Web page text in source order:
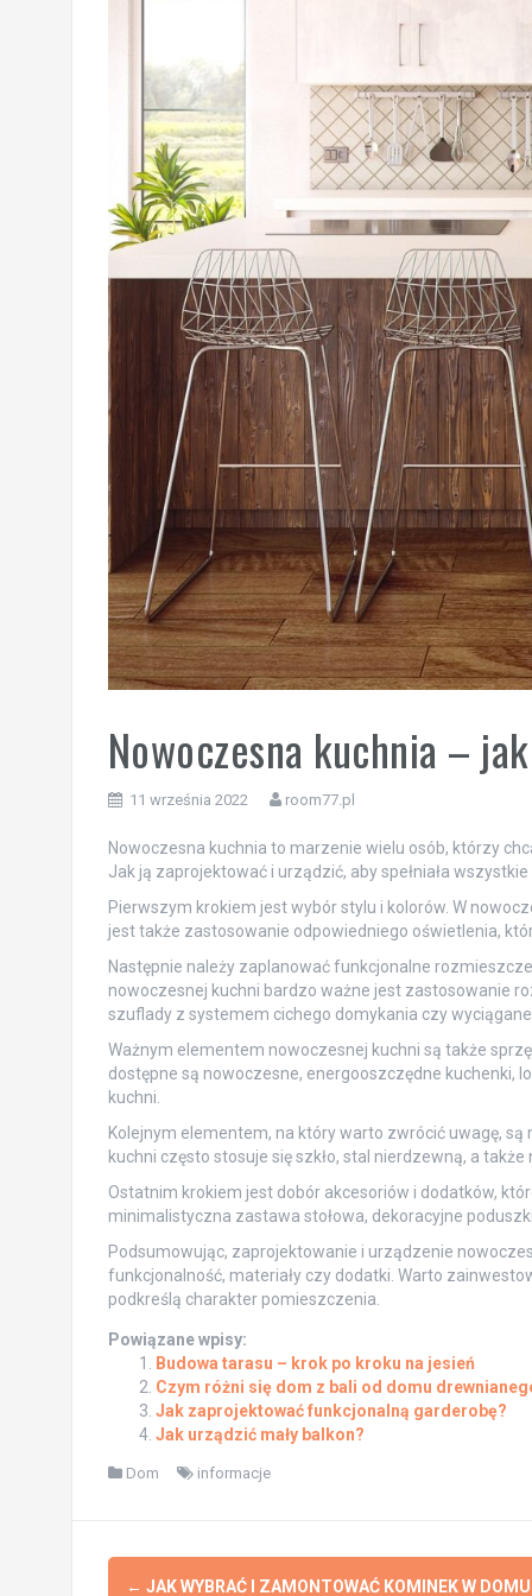
Nowoczesna kuchnia –
11 września 2022 room77.pl
Nowoczesna kuchnia to marzenie wielu osób, którzy
Jak ją zaprojektować i urządzić, aby spełniała
Pierwszym krokiem jest wybór stylu i kolorów. W
jest także zastosowanie odpowiedniego oświetlenia,
Następnie należy zaplanować funkcjonalne
nowoczesnej kuchni bardzo ważne jest zastosowanie
szuflady z systemem cichego domykania czy wyciągane
Ważnym elementem nowoczesnej kuchni są także
dostępne są nowoczesne, energooszczędne kuchenki,
kuchni.
Kolejnym elementem, na który warto zwrócić uwagę,
kuchni często stosuje się szkło, stal nierdzewną, a
Ostatnim krokiem jest dobór akcesoriów i dodatków,
minimalistyczna zastawa stołowa, dekoracyjne
Podsumowując, zaprojektowanie i urządzenie
funkcjonalność, materiały czy dodatki. Warto
podkreślą charakter pomieszczenia.
Powiązane wpisy:
Budowa tarasu – krok po kroku na jesień
Czym różni się dom z bali od domu
Jak zaprojektować funkcjonalną garderobę?
Jak urządzić mały balkon?
Dom informacje
Post
← JAK WYBRAĆ I ZAMONTOWAĆ KOMINEK W